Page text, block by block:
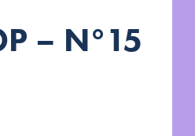
– N°15
© Keno Derleyn – Avoriaz